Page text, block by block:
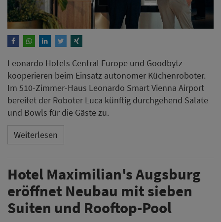
Leonardo Hotels Central Europe und Goodbytz
kooperieren beim Einsatz autonomer Küchenroboter.
Im 510-Zimmer-Haus Leonardo Smart Vienna Airport
bereitet der Roboter Luca künftig durchgehend Salate
und Bowls für die Gäste zu.
Weiterlesen
Hotel Maximilian's Augsburg
eröffnet Neubau mit sieben
Suiten und Rooftop-Pool